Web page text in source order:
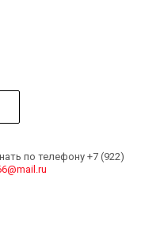
по телефону +7 (922)